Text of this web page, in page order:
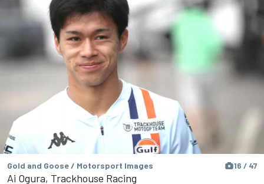
Gold and Goose / Motorsport Images 16 / 47
Ai Ogura, Trackhouse Racing